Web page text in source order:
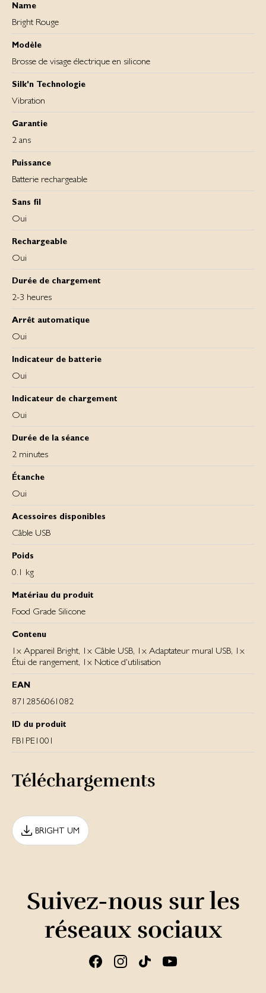
Name
Bright Rouge
Modèle
Brosse de visage électrique en silicone
Silk'n Technologie
Vibration
Garantie
2 ans
Puissance
Batterie rechargeable
Sans fil
Oui
Rechargeable
Oui
Durée de chargement
2-3 heures
Arrêt automatique
Oui
Indicateur de batterie
Oui
Indicateur de chargement
Oui
Durée de la séance
2 minutes
Étanche
Oui
Acessoires disponibles
Câble USB
Poids
0.1 kg
Matériau du produit
Food Grade Silicone
Contenu
1x Appareil Bright, 1x Câble USB, 1x Adaptateur mural USB, 1x
Étui de rangement, 1x Notice d'utilisation
EAN
8712856061082
ID du produit
FB1PE1001
Téléchargements
BRIGHT UM
Suivez-nous sur les
réseaux sociaux